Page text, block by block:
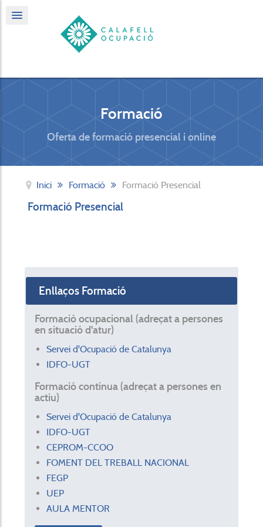
Formació
Oferta de formació presencial i online
Inici Formació Formació Presencial
Formació Presencial
Enllaços Formació
Formació ocupacional (adreçat a persones
en situació d'atur)
Servei d'Ocupació de Catalunya
IDFO-UGT
Formació continua (adreçat a persones en
actiu)
Servei d'Ocupació de Catalunya
IDFO-UGT
CEPROM-CCOO
FOMENT DEL TREBALL NACIONAL
FEGP
UEP
AULA MENTOR